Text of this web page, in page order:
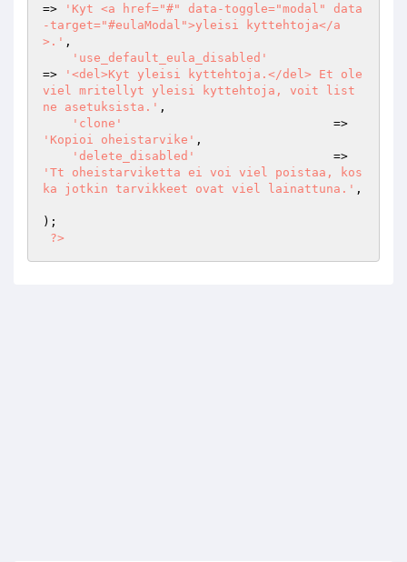
=>
'Kyt <a href="#" data-toggle="modal" data
-target="#eulaModal">yleisi kyttehtoja</a
>.' ,
'use_default_eula_disabled'
=>
'<del>Kyt yleisi kyttehtoja.</del> Et ole
viel mritellyt yleisi kyttehtoja, voit list
ne asetuksista.' ,
'clone'
'Kopioi oheistarvike' ,
'delete_disabled'
'Tt oheistarviketta ei voi viel poistaa, kos
ka jotkin tarvikkeet ovat viel lainattuna.' ,
);
?>